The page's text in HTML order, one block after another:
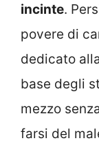
incinte.
povere di
dedicato
base degli
mezzo
farsi del